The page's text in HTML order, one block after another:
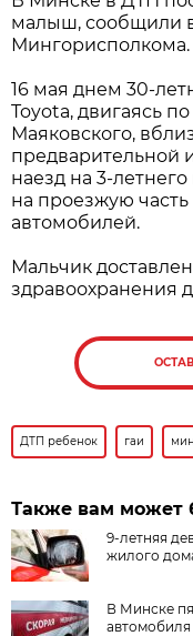
малыш, сообщили
Мингорисполкома.
16 мая днем 30-
Toyota, двигаясь
Маяковского,
предварительной
наезд на 3-
на проезжую
автомобилей.
Мальчик
здравоохранения
ДТП ребенок гаи
Также вам может
9-летняя
жилого
В Минске
автомобиля